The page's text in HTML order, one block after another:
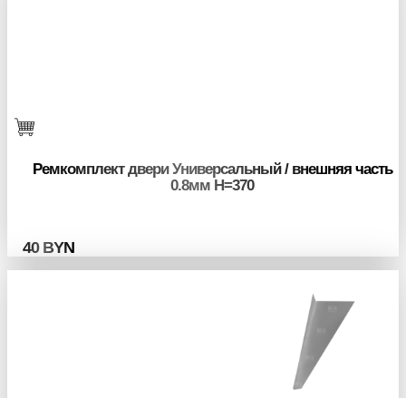
Ремкомплект двери Универсальный / внешняя часть
0.8мм H=370
40 BYN